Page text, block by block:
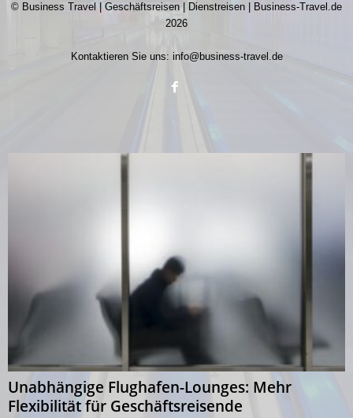
© Business Travel | Geschäftsreisen | Dienstreisen | Business-Travel.de
2026
Kontaktieren Sie uns: info@business-travel.de
Unabhängige Flughafen-Lounges: Mehr
Flexibilität für Geschäftsreisende